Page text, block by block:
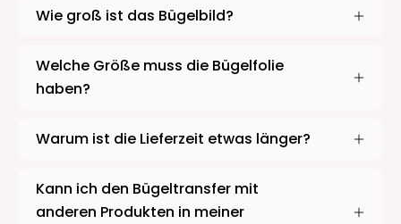
Wie groß ist das Bügelbild?
Welche Größe muss die Bügelfolie
haben?
Warum ist die Lieferzeit etwas länger?
Kann ich den Bügeltransfer mit
anderen Produkten in meiner